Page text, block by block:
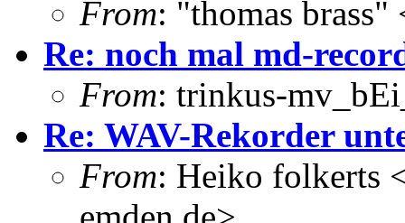
From: "thomas brass"
Re: noch mal md-
From: trinkus-
Re: WAV-Rekorder
From: Heiko folkerts